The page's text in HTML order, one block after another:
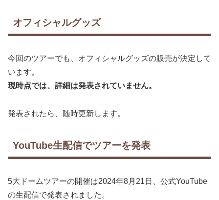
オフィシャルグッズ
今回のツアーでも、オフィシャルグッズの販売が決定して
います。
現時点では、詳細は発表されていません。
発表されたら、随時更新します。
YouTube生配信でツアーを発表
5大ドームツアーの開催は2024年8月21日、公式YouTube
の生配信で発表されました。